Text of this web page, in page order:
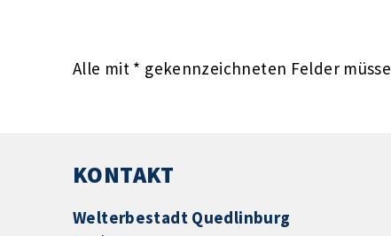
Alle mit * gekennzeichneten Felder
KONTAKT
Welterbestadt Quedlinburg